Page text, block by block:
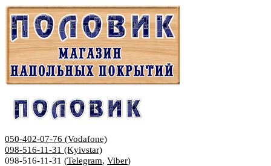
050-402-07-76 (Vodafone)
098-516-11-31 (Kyivstar)
098-516-11-31 (Telegram, Viber)